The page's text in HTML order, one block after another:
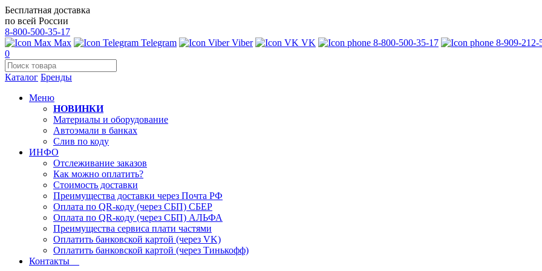
Бесплатная доставка
по всей России
8-800-500-35-17
Max
Telegram Viber VK 8-800-500-35-17
8-909-212-
0
Каталог Бренды
Меню
НОВИНКИ
Материалы и оборудование
Автоэмали в банках
Слив по коду
ИНФО
Отслеживание заказов
Как можно оплатить?
Стоимость доставки
Преимущества доставки через Почта РФ
Оплата по QR-коду (через СБП) СБЕР
Оплата по QR-коду (через СБП) АЛЬФА
Преимущества сервиса плати частями
Оплатить банковской картой (через VK)
Оплатить банковской картой (через Тинькофф)
Контакты